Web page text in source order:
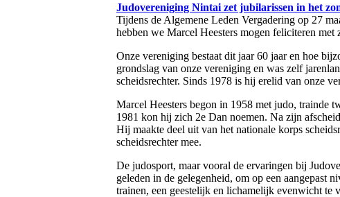
Judovereniging Nintai zet jubilarissen in het
Tijdens de Algemene Leden Vergadering op 27
hebben we Marcel Heesters mogen feliciteren
Onze vereniging bestaat dit jaar 60 jaar en hoe
grondslag van onze vereniging en was zelf
scheidsrechter. Sinds 1978 is hij erelid van onze
Marcel Heesters begon in 1958 met judo, trainde
1981 kon hij zich 2e Dan noemen. Na zijn
Hij maakte deel uit van het nationale korps
scheidsrechter mee.
De judosport, maar vooral de ervaringen bij
geleden in de gelegenheid, om op een aangepast
trainen, een geestelijk en lichamelijk evenwicht te